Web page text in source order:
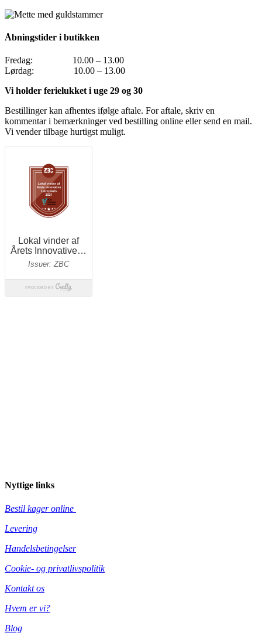
Åbningstider i butikken
Fredag: 10.00 – 13.00
Lørdag: 10.00 – 13.00
Vi holder ferielukket i uge 29 og 30
Bestillinger kan afhentes ifølge aftale. For aftale, skriv en
kommentar i bemærkninger ved bestilling online eller send en mail.
Vi vender tilbage hurtigst muligt.
Nyttige links
Bestil kager online
Levering
Handelsbetingelser
Cookie- og privatlivspolitik
Kontakt os
Hvem er vi?
Blog